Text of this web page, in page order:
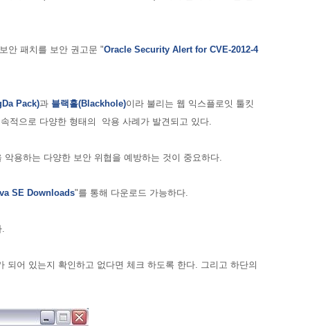
안 패치를 보안 권고문 "Oracle Security Alert for CVE-2012-4
Pack)과 블랙홀(Blackhole)이라 불리는 웹 익스플로잇 툴킷
적으로 다양한 형태의 악용 사례가 발견되고 있다.
악용하는 다양한 보안 위협을 예방하는 것이 중요하다.
SE Downloads"를 통해 다운로드 가능하다.
.
어 있는지 확인하고 없다면 체크 하도록 한다. 그리고 하단의